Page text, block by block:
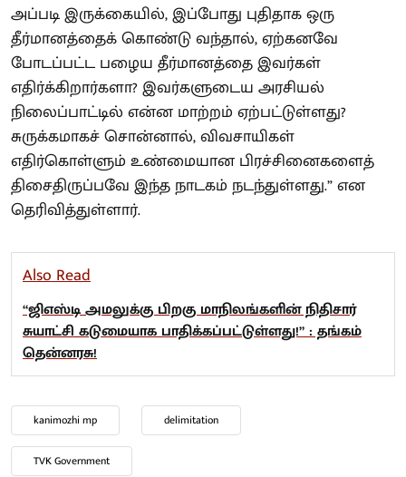
அப்படி இருக்கையில், இப்போது புதிதாக ஒரு
தீர்மானத்தைக் கொண்டு வந்தால், ஏற்கனவே
போடப்பட்ட பழைய தீர்மானத்தை இவர்கள்
எதிர்க்கிறார்களா? இவர்களுடைய அரசியல்
நிலைப்பாட்டில் என்ன மாற்றம் ஏற்பட்டுள்ளது?
சுருக்கமாகச் சொன்னால், விவசாயிகள்
எதிர்கொள்ளும் உண்மையான பிரச்சினைகளைத்
திசைதிருப்பவே இந்த நாடகம் நடந்துள்ளது.” என
தெரிவித்துள்ளார்.
Also Read
“ஜிஎஸ்டி அமலுக்கு பிறகு மாநிலங்களின் நிதிசார்
சுயாட்சி கடுமையாக பாதிக்கப்பட்டுள்ளது!” : தங்கம்
தென்னரசு!
kanimozhi mp delimitation
TVK Government